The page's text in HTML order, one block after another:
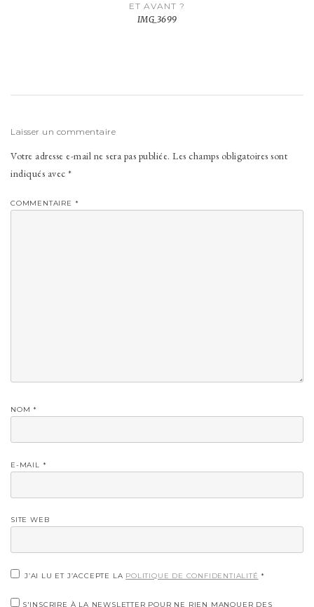
ET AVANT ?
IMG_3699
Laisser un commentaire
Votre adresse e-mail ne sera pas publiée. Les champs obligatoires sont
indiqués avec *
COMMENTAIRE *
NOM *
E-MAIL *
SITE WEB
J’AI LU ET J’ACCEPTE LA POLITIQUE DE CONFIDENTIALITÉ *
S'INSCRIRE À LA NEWSLETTER POUR NE RIEN MANQUER DES